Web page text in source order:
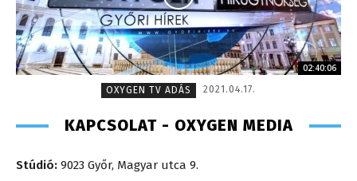
02:40:06
OXYGEN TV ADÁS
2021.04.17.
KAPCSOLAT - OXYGEN MEDIA
Stúdió: 9023 Győr, Magyar utca 9.